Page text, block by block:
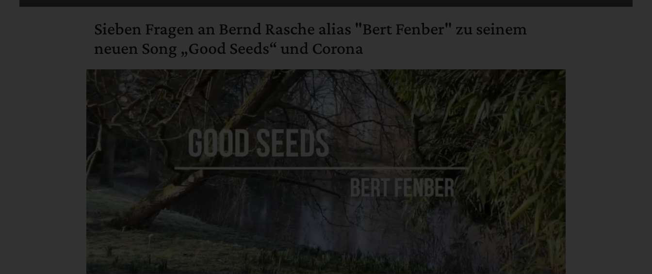
Sieben Fragen an Bernd Rasche alias "Bert Fenber" zu seinem
neuen Song „Good Seeds“ und Corona